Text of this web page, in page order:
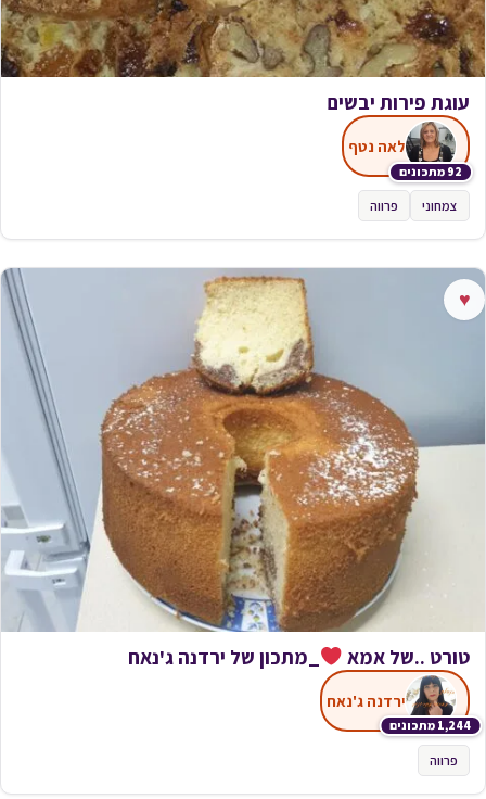
עוגת פירות יבשים
92 מתכונים
לאה נטף
צמחוני פרווה
♥
טורט ..של אמא _מתכון של ירדנה ג'נאח
1,244 מתכונים
ירדנה ג'נאח
פרווה